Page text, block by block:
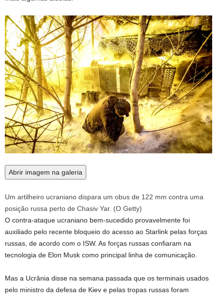
Abrir imagem na galeria
Um artilheiro ucraniano dispara um obus de 122 mm contra uma
posição russa perto de Chasiv Yar. (O Getty)
O contra-ataque ucraniano bem-sucedido provavelmente foi
auxiliado pelo recente bloqueio do acesso ao Starlink pelas forças
russas, de acordo com o ISW. As forças russas confiaram na
tecnologia de Elon Musk como principal linha de comunicação.
Mas a Ucrânia disse na semana passada que os terminais usados ​​
pelo ministro da defesa de Kiev e pelas tropas russas foram